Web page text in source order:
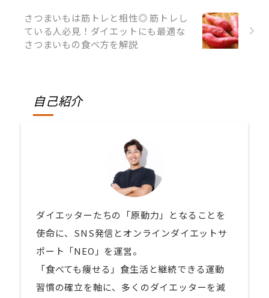
さつまいもは筋トレと相性◎ 筋トレし
ている人必見！ダイエットにも最適な
さつまいもの食べ方を解説
自己紹介
ダイエッターたちの「原動力」となることを
使命に、SNS発信とオンラインダイエットサ
ポート「NEO」を運営。
「食べても痩せる」食生活と継続できる運動
習慣の確立を軸に、多くのダイエッターを減